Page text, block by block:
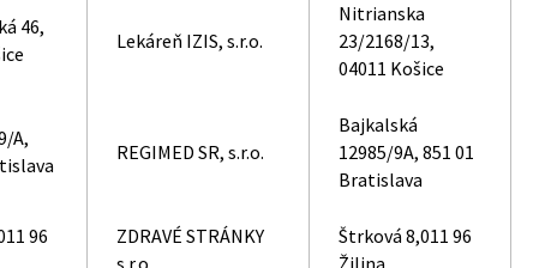
46,
Lekáreň IZIS, s.r.o.
Nitrianska
23/2168/13,
04011 Košice
A,
REGIMED SR, s.r.o.
Bajkalská
12985/9A, 851 01
Bratislava
96
ZDRAVÉ STRÁNKY
s.r.o.
Štrková 8,011 96
Žilina